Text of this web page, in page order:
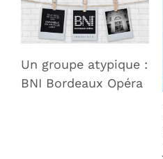
Un groupe atypique :
BNI Bordeaux Opéra